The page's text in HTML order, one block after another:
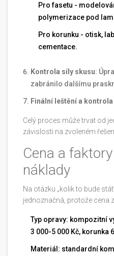
Pro fasetu -
polymerizace pod
Pro korunku - otisk,
cementace.
Kontrola síly skusu:
zabránilo dalšímu
Finální leštění a
Celý proces může trvat od
závislosti na zvoleném
Cena a
náklady
Na otázku „kolik to bude
jednoznačná, protože cena
Typ opravy: kompozitní
3 000-5 000 Kč, korunka
Materiál: standardní